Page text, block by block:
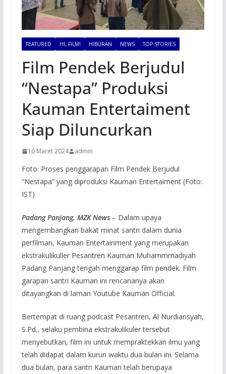
FEATURED HI, FILM! HIBURAN NEWS TOP STORIES
Film Pendek Berjudul
“Nestapa” Produksi
Kauman Entertaiment
Siap Diluncurkan
10 Maret 2024 admin
Foto: Proses penggarapan Film Pendek Berjudul
“Nestapa” yang diproduksi Kauman Entertaiment (Foto:
IST)
Padang Panjang, MZK News– Dalam upaya
mengembangkan bakat minat santri dalam dunia
perfilman, Kauman Entertainment yang merupakan
ekstrakulikuller Pesantren Kauman Muhammmadiyah
Padang Panjang tengah menggarap film pendek. Film
garapan santri Kauman ini rencananya akan
ditayangkan di laman Youtube Kauman Official.
Bertempat di ruang podcast Pesantren, Al Nurdiansyah,
S.Pd., selaku pembina ekstrakulikuler tersebut
menyebutkan, film ini untuk mempraktekkan ilmu yang
telah didapat dalam kurun waktu dua bulan ini. Selama
dua bulan, para santri Kauman telah berupaya